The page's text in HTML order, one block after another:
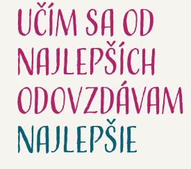
Učím saod
najlepších
odovzdávam
najlepšie